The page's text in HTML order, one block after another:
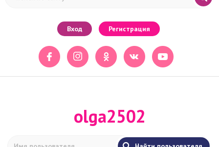
Вход Регистрация
olga2502